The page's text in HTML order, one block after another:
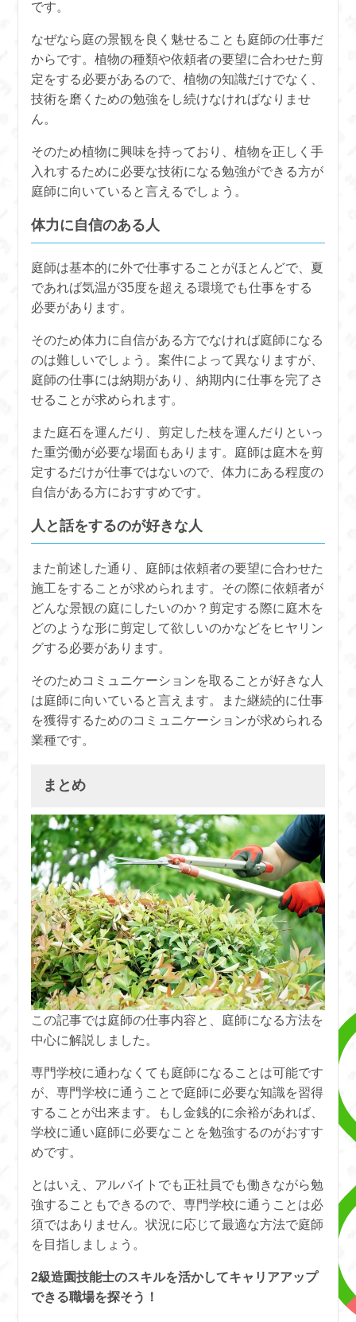
です。
なぜなら庭の景観を良く魅せることも庭師の仕事だ
からです。植物の種類や依頼者の要望に合わせた剪
定をする必要があるので、植物の知識だけでなく、
技術を磨くための勉強をし続けなければなりませ
ん。
そのため植物に興味を持っており、植物を正しく手
入れするために必要な技術になる勉強ができる方が
庭師に向いていると言えるでしょう。
体力に自信のある人
庭師は基本的に外で仕事することがほとんどで、夏
であれば気温が35度を超える環境でも仕事をする
必要があります。
そのため体力に自信がある方でなければ庭師になる
のは難しいでしょう。案件によって異なりますが、
庭師の仕事には納期があり、納期内に仕事を完了さ
せることが求められます。
また庭石を運んだり、剪定した枝を運んだりといっ
た重労働が必要な場面もあります。庭師は庭木を剪
定するだけが仕事ではないので、体力にある程度の
自信がある方におすすめです。
人と話をするのが好きな人
また前述した通り、庭師は依頼者の要望に合わせた
施工をすることが求められます。その際に依頼者が
どんな景観の庭にしたいのか？剪定する際に庭木を
どのような形に剪定して欲しいのかなどをヒヤリン
グする必要があります。
そのためコミュニケーションを取ることが好きな人
は庭師に向いていると言えます。また継続的に仕事
を獲得するためのコミュニケーションが求められる
業種です。
まとめ
この記事では庭師の仕事内容と、庭師になる方法を
中心に解説しました。
専門学校に通わなくても庭師になることは可能です
が、専門学校に通うことで庭師に必要な知識を習得
することが出来ます。もし金銭的に余裕があれば、
学校に通い庭師に必要なことを勉強するのがおすす
めです。
とはいえ、アルバイトでも正社員でも働きながら勉
強することもできるので、専門学校に通うことは必
須ではありません。状況に応じて最適な方法で庭師
を目指しましょう。
2級造園技能士のスキルを活かしてキャリアアップ
できる職場を探そう！